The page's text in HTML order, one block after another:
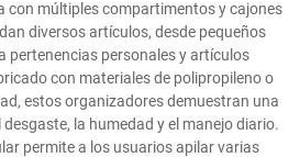
con múltiples compartimentos y cajones
diversos artículos, desde pequeños
pertenencias personales y artículos
con materiales de polipropileno o
estos organizadores demuestran una
la humedad y el manejo diario.
permite a los usuarios apilar varias